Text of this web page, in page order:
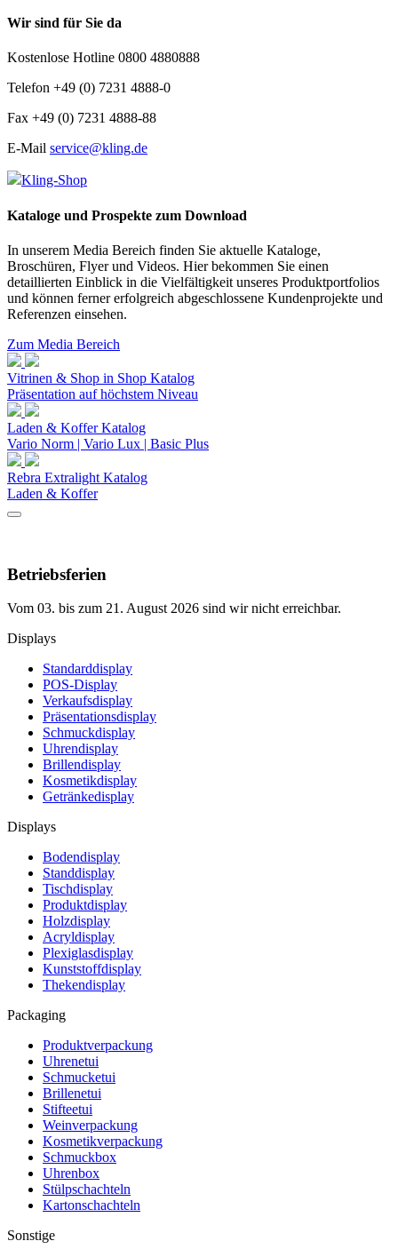
Wir sind für Sie da
Kostenlose Hotline 0800 4880888
Telefon +49 (0) 7231 4888-0
Fax +49 (0) 7231 4888-88
E-Mail service@kling.de
Kling-Shop
Kataloge und Prospekte zum Download
In unserem Media Bereich finden Sie aktuelle Kataloge,
Broschüren, Flyer und Videos. Hier bekommen Sie einen
detaillierten Einblick in die Vielfältigkeit unseres Produktportfolios
und können ferner erfolgreich abgeschlossene Kundenprojekte und
Referenzen einsehen.
Zum Media Bereich
Vitrinen & Shop in Shop Katalog
Präsentation auf höchstem Niveau
Laden & Koffer Katalog
Vario Norm | Vario Lux | Basic Plus
Rebra Extralight Katalog
Laden & Koffer
Betriebsferien
Vom 03. bis zum 21. August 2026 sind wir nicht erreichbar.
Displays
Standarddisplay
POS-Display
Verkaufsdisplay
Präsentationsdisplay
Schmuckdisplay
Uhrendisplay
Brillendisplay
Kosmetikdisplay
Getränkedisplay
Displays
Bodendisplay
Standdisplay
Tischdisplay
Produktdisplay
Holzdisplay
Acryldisplay
Plexiglasdisplay
Kunststoffdisplay
Thekendisplay
Packaging
Produktverpackung
Uhrenetui
Schmucketui
Brillenetui
Stifteetui
Weinverpackung
Kosmetikverpackung
Schmuckbox
Uhrenbox
Stülpschachteln
Kartonschachteln
Sonstige